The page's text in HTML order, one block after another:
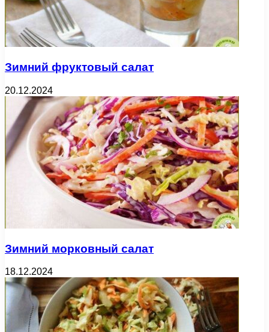
Зимний фруктовый салат
20.12.2024
Зимний морковный салат
18.12.2024